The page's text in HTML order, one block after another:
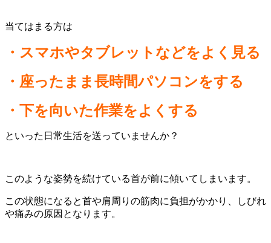
当てはまる方は
・スマホやタブレットなどをよく見る
・座ったまま長時間パソコンをする
・下を向いた作業をよくする
といった日常生活を送っていませんか？
このような姿勢を続けている首が前に傾いてしまいます。
この状態になると首や肩周りの筋肉に負担がかかり、しびれ
や痛みの原因となります。